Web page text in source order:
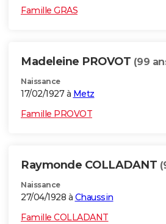
Famille GRAS
Madeleine PROVOT (99
Naissance
17/02/1927 à Metz
Famille PROVOT
Raymonde COLLADANT
Naissance
27/04/1928 à Chaussin
Famille COLLADANT